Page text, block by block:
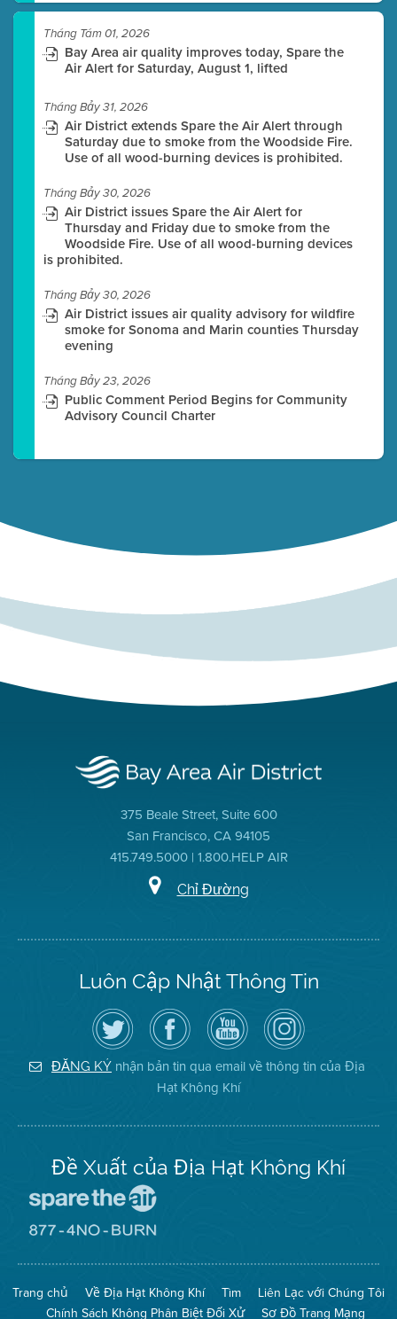
Tháng Tám 01, 2026
Bay Area air quality improves today, Spare the
Air Alert for Saturday, August 1, lifted
Tháng Bảy 31, 2026
Air District extends Spare the Air Alert through
Saturday due to smoke from the Woodside Fire.
Use of all wood-burning devices is prohibited.
Tháng Bảy 30, 2026
Air District issues Spare the Air Alert for
Thursday and Friday due to smoke from the
Woodside Fire. Use of all wood-burning devices
is prohibited.
Tháng Bảy 30, 2026
Air District issues air quality advisory for wildfire
smoke for Sonoma and Marin counties Thursday
evening
Tháng Bảy 23, 2026
Public Comment Period Begins for Community
Advisory Council Charter
375 Beale Street, Suite 600
San Francisco, CA 94105
415.749.5000 | 1.800.HELP AIR
Chỉ Đường
Luôn Cập Nhật Thông Tin
Hãy
theo
dõi
Địa
Hạt
Không
Truy
cập
Trang
Facebook
của
Địa
Hạt
Kênh
YouTube
của
Địa
Hạt
Không
Khí
Air
District
on
Instagram
ĐĂNG KÝ nhận bản tin qua email về thông tin của Địa
Hạt Không Khí
Đề Xuất của Địa Hạt Không Khí
The
(Bảo
Toàn
Mạng
No
Burn
Trang chủ Về Địa Hạt Không Khí Tìm
Liên Lạc với Chúng Tôi
Chính Sách Không Phân Biệt Đối Xử
Sơ Đồ Trang Mạng